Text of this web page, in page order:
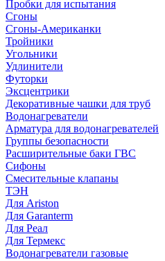
Пробки для испытания
Сгоны
Сгоны-Американки
Тройники
Угольники
Удлинители
Футорки
Эксцентрики
Декоративные чашки для труб
Водонагреватели
Арматура для водонагревателей
Группы безопасности
Расширительные баки ГВС
Сифоны
Смесительные клапаны
ТЭН
Для Ariston
Для Garanterm
Для Реал
Для Термекс
Водонагреватели газовые